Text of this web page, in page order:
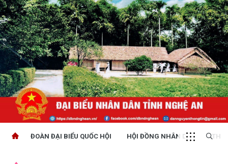
ĐOÀN ĐẠI BIỂU QUỐC HỘI HỘI ĐỒNG NHÂN DÂN